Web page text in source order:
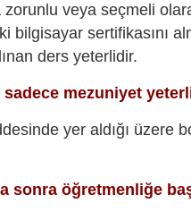
zorunlu veya seçmeli
bilgisayar sertifikasını
ders yeterlidir.
mezuniyet
yer aldığı üzere
sonra öğretmenliğe